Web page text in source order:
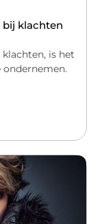
bij klachten
is het